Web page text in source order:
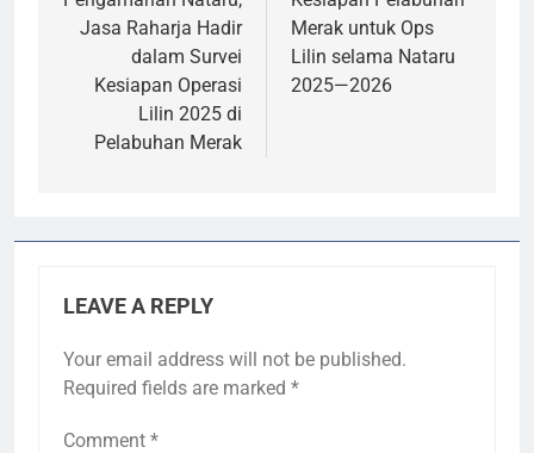
Jasa Raharja Hadir
dalam Survei
Kesiapan Operasi
Lilin 2025 di
Pelabuhan Merak
Merak untuk Ops
Lilin selama Nataru
2025—2026
LEAVE A REPLY
Your email address will not be published.
Required fields are marked *
Comment *